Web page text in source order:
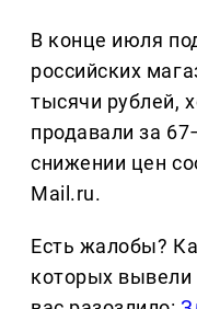
В конце июля
российских
тысячи рублей,
продавали за
снижении цен
Mail.ru.
Есть жалобы?
которых вывели